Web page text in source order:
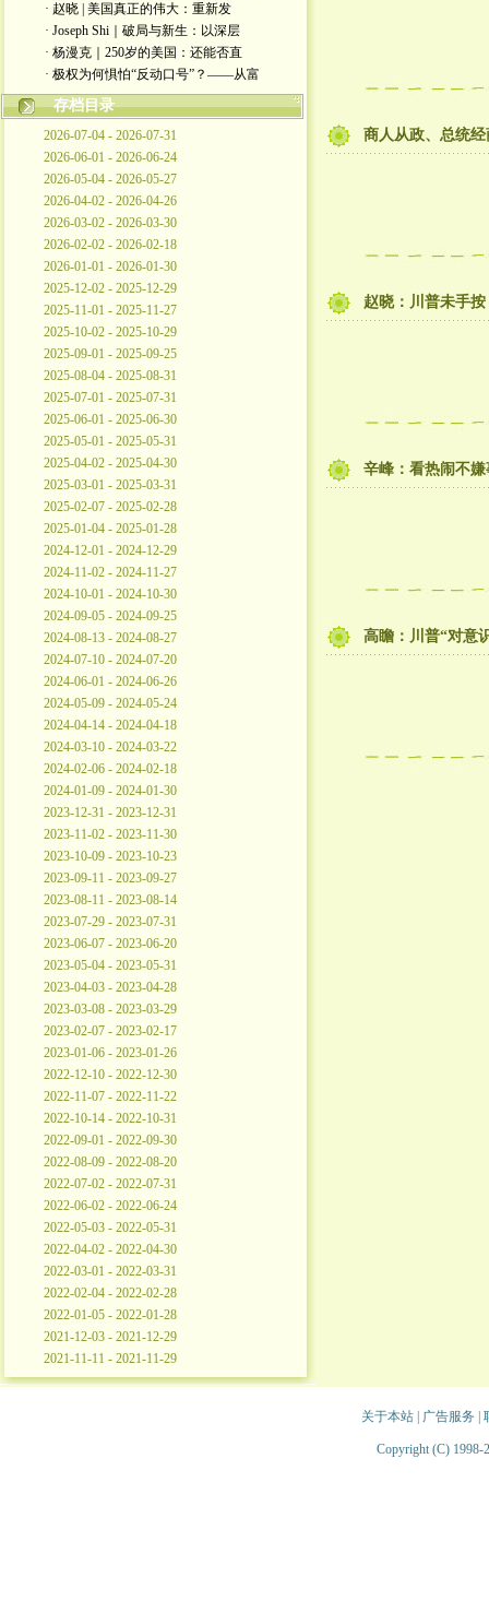
· 赵晓 | 美国真正的伟大：重新发
· Joseph Shi｜破局与新生：以深层
· 杨漫克｜250岁的美国：还能否直
· 极权为何惧怕“反动口号”？——从富
存档目录
2026-07-04 - 2026-07-31
2026-06-01 - 2026-06-24
2026-05-04 - 2026-05-27
2026-04-02 - 2026-04-26
2026-03-02 - 2026-03-30
2026-02-02 - 2026-02-18
2026-01-01 - 2026-01-30
2025-12-02 - 2025-12-29
2025-11-01 - 2025-11-27
2025-10-02 - 2025-10-29
2025-09-01 - 2025-09-25
2025-08-04 - 2025-08-31
2025-07-01 - 2025-07-31
2025-06-01 - 2025-06-30
2025-05-01 - 2025-05-31
2025-04-02 - 2025-04-30
2025-03-01 - 2025-03-31
2025-02-07 - 2025-02-28
2025-01-04 - 2025-01-28
2024-12-01 - 2024-12-29
2024-11-02 - 2024-11-27
2024-10-01 - 2024-10-30
2024-09-05 - 2024-09-25
2024-08-13 - 2024-08-27
2024-07-10 - 2024-07-20
2024-06-01 - 2024-06-26
2024-05-09 - 2024-05-24
2024-04-14 - 2024-04-18
2024-03-10 - 2024-03-22
2024-02-06 - 2024-02-18
2024-01-09 - 2024-01-30
2023-12-31 - 2023-12-31
2023-11-02 - 2023-11-30
2023-10-09 - 2023-10-23
2023-09-11 - 2023-09-27
2023-08-11 - 2023-08-14
2023-07-29 - 2023-07-31
2023-06-07 - 2023-06-20
2023-05-04 - 2023-05-31
2023-04-03 - 2023-04-28
2023-03-08 - 2023-03-29
2023-02-07 - 2023-02-17
2023-01-06 - 2023-01-26
2022-12-10 - 2022-12-30
2022-11-07 - 2022-11-22
2022-10-14 - 2022-10-31
2022-09-01 - 2022-09-30
2022-08-09 - 2022-08-20
2022-07-02 - 2022-07-31
2022-06-02 - 2022-06-24
2022-05-03 - 2022-05-31
2022-04-02 - 2022-04-30
2022-03-01 - 2022-03-31
2022-02-04 - 2022-02-28
2022-01-05 - 2022-01-28
2021-12-03 - 2021-12-29
2021-11-11 - 2021-11-29
商人从政、总统
赵晓：川普未手
辛峰：看热闹不
高瞻：川普“对意
关于本站| 广告服务
Copyright (C) 1998-